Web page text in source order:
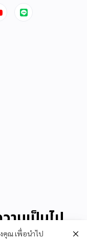
มเป็นไป
คุณ เพื่อนำไป